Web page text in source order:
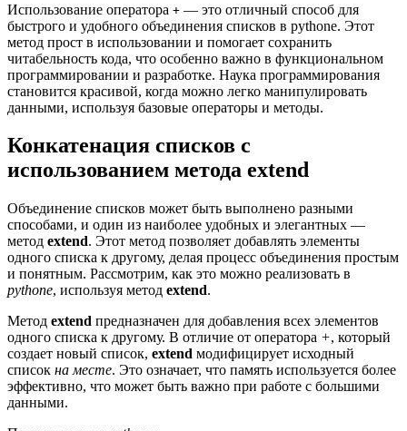
Использование оператора + — это отличный способ для
быстрого и удобного объединения списков в pythonе. Этот
метод прост в использовании и помогает сохранить
читабельность кода, что особенно важно в функциональном
программировании и разработке. Наука программирования
становится красивой, когда можно легко манипулировать
данными, используя базовые операторы и методы.
Конкатенация списков с
использованием метода extend
Объединение списков может быть выполнено разными
способами, и один из наиболее удобных и элегантных —
метод extend. Этот метод позволяет добавлять элементы
одного списка к другому, делая процесс объединения простым
и понятным. Рассмотрим, как это можно реализовать в
pythonе, используя метод extend.
Метод extend предназначен для добавления всех элементов
одного списка к другому. В отличие от оператора +, который
создает новый список, extend модифицирует исходный
список на месте. Это означает, что память используется более
эффективно, что может быть важно при работе с большими
данными.